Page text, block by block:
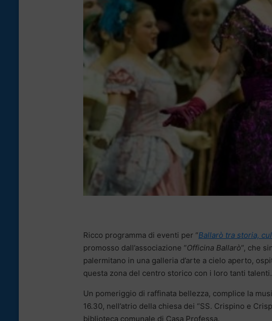
Ricco programma di eventi per “Ballarò tra storia,
promosso dall’associazione “Officina Ballarò“, che
palermitano in una galleria d’arte a cielo aperto,
questa zona del centro storico con i loro tanti talenti.
Un pomeriggio di raffinata bellezza, complice la
16.30, nell’atrio della chiesa dei “SS. Crispino e
biblioteca comunale di Casa Professa.